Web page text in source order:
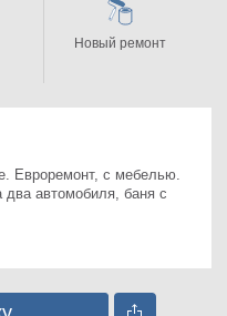
Евроремонт, с мебелью.
два автомобиля, баня с
Новый ремонт